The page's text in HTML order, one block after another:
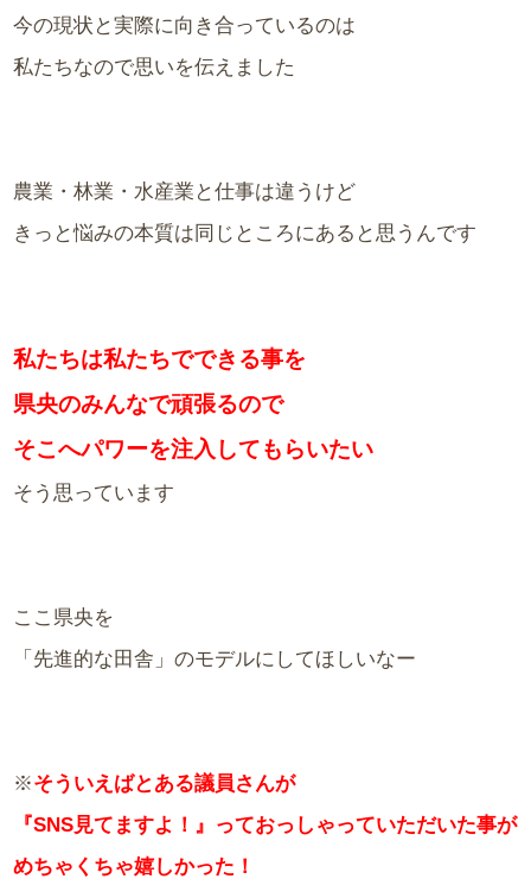
今の現状と実際に向き合っているのは
私たちなので思いを伝えました
農業・林業・水産業と仕事は違うけど
きっと悩みの本質は同じところにあると思うんです
私たちは私たちでできる事を
県央のみんなで頑張るので
そこへパワーを注入してもらいたい
そう思っています
ここ県央を
「先進的な田舎」のモデルにしてほしいなー
※そういえばとある議員さんが
『SNS見てますよ！』っておっしゃっていただいた事が
めちゃくちゃ嬉しかった！